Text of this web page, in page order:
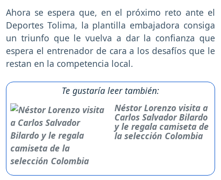
Ahora se espera que, en el próximo reto ante el
Deportes Tolima, la plantilla embajadora consiga
un triunfo que le vuelva a dar la confianza que
espera el entrenador de cara a los desafíos que le
restan en la competencia local.
Te gustaría leer también:
Néstor Lorenzo visita a
Carlos Salvador Bilardo
y le regala camiseta de
la selección Colombia